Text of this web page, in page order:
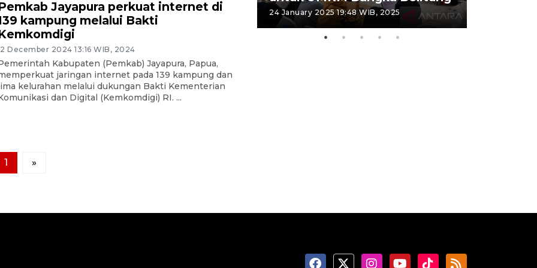
Jayapura perkuat internet di
kampung melalui Bakti
December 2024 13:16 WIB, 2024
Kabupaten (Pemkab) Jayapura, Papua,
jaringan internet pada 139 kampung dan
kelurahan melalui dukungan Bakti Kementerian
dan Digital (Kemkomdigi) RI. ...
1 »
14 March 2022 15:11 WIB, 2022 24 January 2025 19:48 WIB, 2025